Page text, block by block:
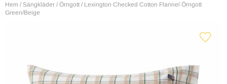
Hem / Sängkläder / Örngott / Lexington Checked Cotton Flannel Örngott
Green/Beige